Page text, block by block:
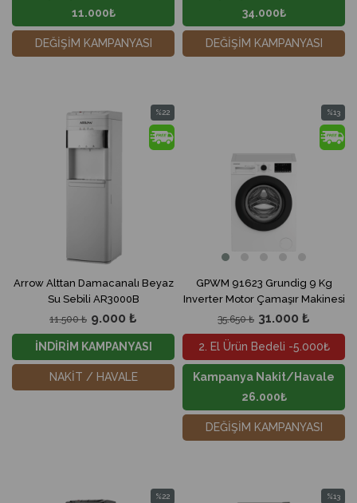
11.000₺
DEĞİŞİM KAMPANYASI
34.000₺
DEĞİŞİM KAMPANYASI
Arrow Alttan Damacanalı Beyaz
Su Sebili AR3000B
9.000 ₺
11.500 ₺
%22
İndirim
%22İndirim
İNDİRİM KAMPANYASI
NAKİT / HAVALE
GPWM 91623 Grundig 9 Kg
Inverter Motor Çamaşır Makinesi
31.000 ₺
35.650 ₺
%13
İndirim
2. El Ürün Bedeli -5.000₺
Kampanya Nakit/Havale
26.000₺
DEĞİŞİM KAMPANYASI
%22
%13